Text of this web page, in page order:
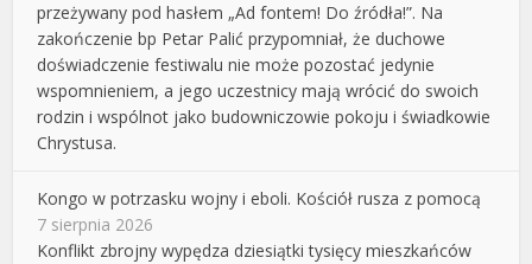
przeżywany pod hasłem „Ad fontem! Do źródła!”. Na
zakończenie bp Petar Palić przypomniał, że duchowe
doświadczenie festiwalu nie może pozostać jedynie
wspomnieniem, a jego uczestnicy mają wrócić do swoich
rodzin i wspólnot jako budowniczowie pokoju i świadkowie
Chrystusa.
Kongo w potrzasku wojny i eboli. Kościół rusza z pomocą
7 sierpnia 2026
Konflikt zbrojny wypędza dziesiątki tysięcy mieszkańców